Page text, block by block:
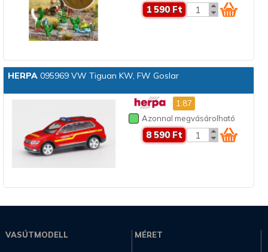
1 590 Ft
HERPA095969 VW Tiguan KW, FW Goslar
1:87
Azonnal megvásárolható
8 590 Ft
VASÚTMODELL MÉRET